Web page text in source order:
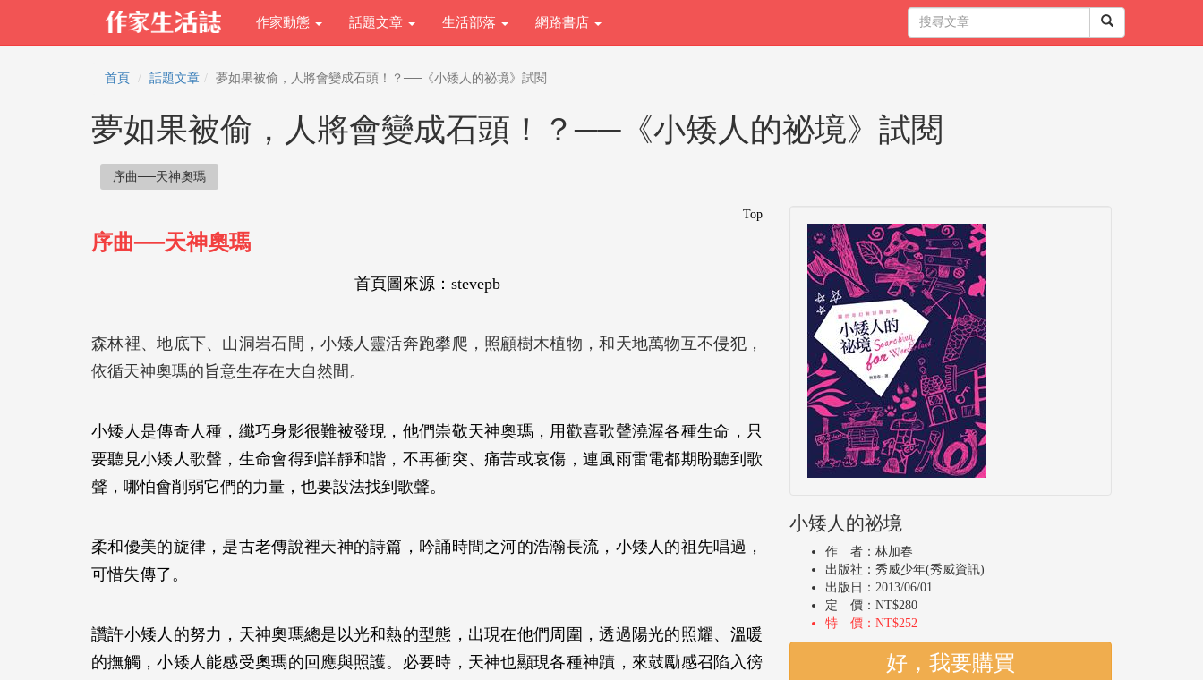
作家動態 話題文章 生活部落 網路書店
首頁 話題文章 夢如果被偷，人將會變成石頭！？──《小矮人的祕境》試閱
夢如果被偷，人將會變成石頭！？──《小矮人的祕境》試閱
序曲──天神奧瑪
Top
序曲──天神奧瑪
首頁圖來源： stevepb
森林裡、地底下、山洞岩石間，小矮人靈活奔跑攀爬，照顧樹木植物，和天地萬物互不侵犯，
依循天神奧瑪的旨意生存在大自然間。
小矮人是傳奇人種，纖巧身影很難被發現，他們崇敬天神奧瑪，用歡喜歌聲澆渥各種生命，只
要聽見小矮人歌聲，生命會得到詳靜和諧，不再衝突、痛苦或哀傷，連風雨雷電都期盼聽到歌
聲，哪怕會削弱它們的力量，也要設法找到歌聲。
柔和優美的旋律，是古老傳說裡天神的詩篇，吟誦時間之河的浩瀚長流，小矮人的祖先唱過，
可惜失傳了。
讚許小矮人的努力，天神奧瑪總是以光和熱的型態，出現在他們周圍，透過陽光的照耀、溫暖
的撫觸，小矮人能感受奧瑪的回應與照護。必要時，天神也顯現各種神蹟，來鼓勵感召陷入徬
小矮人的祕境
作 者：林加春
出版社：秀威少年(秀威資訊)
出版日：2013/06/01
定 價：NT$280
特 價：NT$252
好，我要購買